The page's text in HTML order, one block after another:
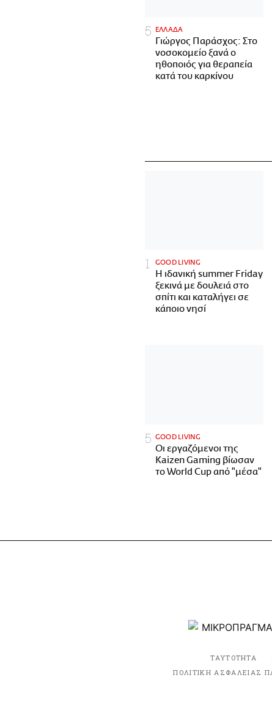
ΕΛΛΑΔΑ
Γιώργος Παράσχος: Στο
νοσοκομείο ξανά ο
ηθοποιός για θεραπεία
κατά του καρκίνου
GOOD LIVING
Η ιδανική summer Friday
ξεκινά με δουλειά στο
σπίτι και καταλήγει σε
κάποιο νησί
GOOD LIVING
Οι εργαζόμενοι της
Kaizen Gaming βίωσαν
το World Cup από "μέσα"
ΤΑΥΤΟΤΗΤΑ
ΠΟΛΙΤΙΚΗ ΑΣΦΑΛΕΙΑΣ